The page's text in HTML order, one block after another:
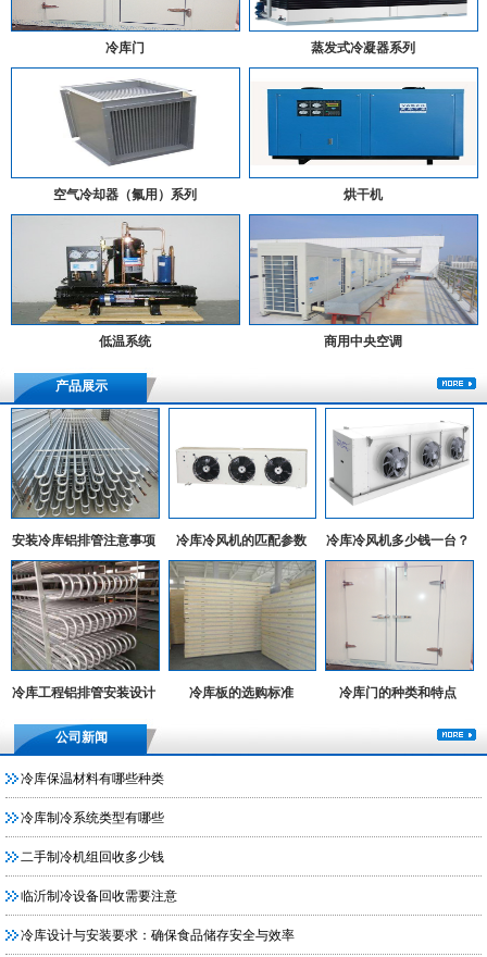
冷库门 蒸发式冷凝器系列
空气冷却器（氟用）系列 烘干机
低温系统 商用中央空调
产品展示
安装冷库铝排管注意事项 冷库冷风机的匹配参数 冷库冷风机多少钱一台？
冷库工程铝排管安装设计
冷库板的选购标准 冷库门的种类和特点
公司新闻
冷库保温材料有哪些种类
冷库制冷系统类型有哪些
二手制冷机组回收多少钱
临沂制冷设备回收需要注意
冷库设计与安装要求：确保食品储存安全与效率